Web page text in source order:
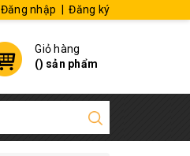
Đăng nhập Đăng ký
Giỏ hàng
() sản phẩm